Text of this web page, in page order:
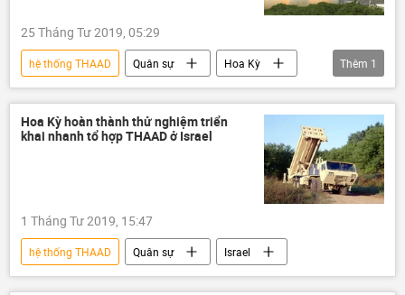
Liên bang Nga
25 Tháng Tư 2019, 05:29
hệ thống THAAD Quân sự
Hoa Kỳ
Thế giới
Thêm 1
Hoa Kỳ hoàn thành thử nghiệm triển
khai nhanh tổ hợp THAAD ở Israel
1 Tháng Tư 2019, 15:47
hệ thống THAAD Quân sự Israel